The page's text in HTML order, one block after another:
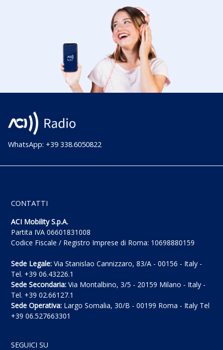
WhatsApp: +39 338.6050822
CONTATTI
ACI Mobility S.p.A.
Partita IVA 06601831008
Codice Fiscale / Registro Imprese di Roma: 10698880159
Sede Legale: Via Stanislao Cannizzaro, 83/A - 00156 - Italy -
Tel. +39 06.43226.1
Sede Secondaria: Via Montalbino, 3/5 - 20159 Milano - Italy -
Tel. +39 02.66127.1
Sede Operativa: Largo Somalia, 30/B - 00199 Roma - Italy Tel
+39 06.527663301
SEGUICI SU